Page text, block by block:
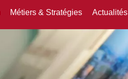
Métiers & Stratégies Actualités